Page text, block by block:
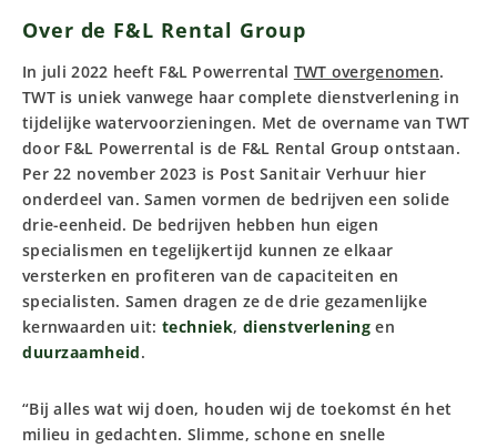
Over de F&L Rental Group
In juli 2022 heeft F&L Powerrental TWT overgenomen.
TWT is uniek vanwege haar complete dienstverlening in
tijdelijke watervoorzieningen. Met de overname van TWT
door F&L Powerrental is de F&L Rental Group ontstaan.
Per 22 november 2023 is Post Sanitair Verhuur hier
onderdeel van. Samen vormen de bedrijven een solide
drie-eenheid. De bedrijven hebben hun eigen
specialismen en tegelijkertijd kunnen ze elkaar
versterken en profiteren van de capaciteiten en
specialisten. Samen dragen ze de drie gezamenlijke
kernwaarden uit: techniek, dienstverlening en
duurzaamheid.
“Bij alles wat wij doen, houden wij de toekomst én het
milieu in gedachten. Slimme, schone en snelle